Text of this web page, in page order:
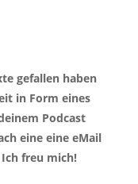
gefallen haben
in Form eines
Podcast
eine eine eMail
freu mich!